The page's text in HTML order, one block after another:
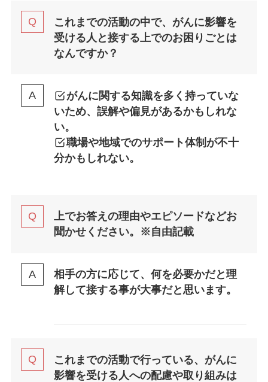
これまでの活動の中で、がんに影響を
受ける人と接する上でのお困りごとは
なんですか？
がんに関する知識を多く持っていな
いため、誤解や偏見があるかもしれな
い。
職場や地域でのサポート体制が不十
分かもしれない。
上でお答えの理由やエピソードなどお
聞かせください。
※自由記載
相手の方に応じて、何を必要かだと理
解して接する事が大事だと思います。
これまでの活動で行っている、がんに
影響を受ける人への配慮や取り組みは